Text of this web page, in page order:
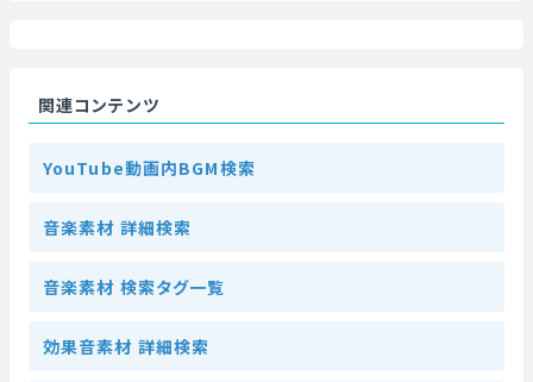
関連コンテンツ
YouTube動画内BGM検索
音楽素材 詳細検索
音楽素材 検索タグ一覧
効果音素材 詳細検索